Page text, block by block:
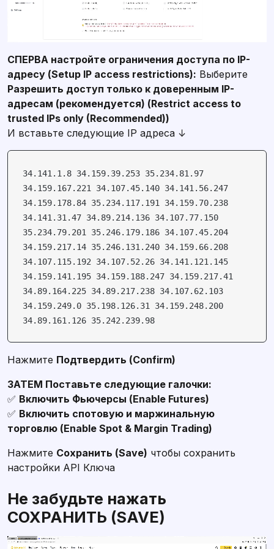
СПЕРВА настройте ограничения доступа по IP-
адресу (Setup IP access restrictions): Выберите
Разрешить доступ только к доверенным IP-
адресам (рекомендуется) (Restrict access to
И вставьте следующие IP адреса ↓
34.141.1.8 34.159.39.253 35.234.81.97
34.159.167.221 34.107.45.140 34.141.56.247
34.159.178.84 35.234.117.191 34.159.70.238
34.141.31.47 34.89.214.136 34.107.77.150
35.234.79.201 35.246.179.186 34.107.45.204
34.159.217.14 35.246.131.240 34.159.66.208
34.107.115.192 34.107.52.26 34.141.121.145
34.159.141.195 34.159.188.247 34.159.217.41
34.89.164.225 34.89.217.238 34.107.62.103
34.159.249.0 35.198.126.31 34.159.248.200
34.89.161.126 35.242.239.98
Нажмите Подтвердить (Confirm)
✅
✅ Включить спотовую и маржинальную
торговлю (Enable Spot & Margin Trading)
Нажмите Сохранить (Save) чтобы сохранить
настройки API Ключа
Не забудьте нажать
СОХРАНИТЬ (SAVE)